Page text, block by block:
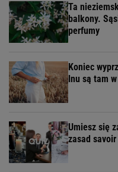
Ta
balkony.
perfumy
Koniec
lnu są tam
Umiesz się
zasad